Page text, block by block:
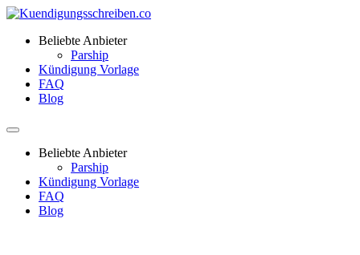
Beliebte Anbieter
Parship
Kündigung Vorlage
FAQ
Blog
Beliebte Anbieter
Parship
Kündigung Vorlage
FAQ
Blog